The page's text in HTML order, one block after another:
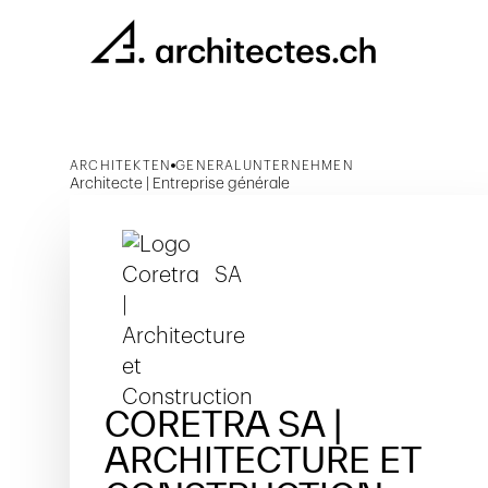
ARCHITEKTEN GENERALUNTERNEHMEN
Architecte | Entreprise générale
CORETRA SA |
ARCHITECTURE ET